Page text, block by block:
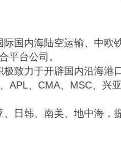
国内海陆空运输、中
平台公司。
致力于开辟国内沿海
APL、CMA、MSC、兴
日韩、南美、地中海，